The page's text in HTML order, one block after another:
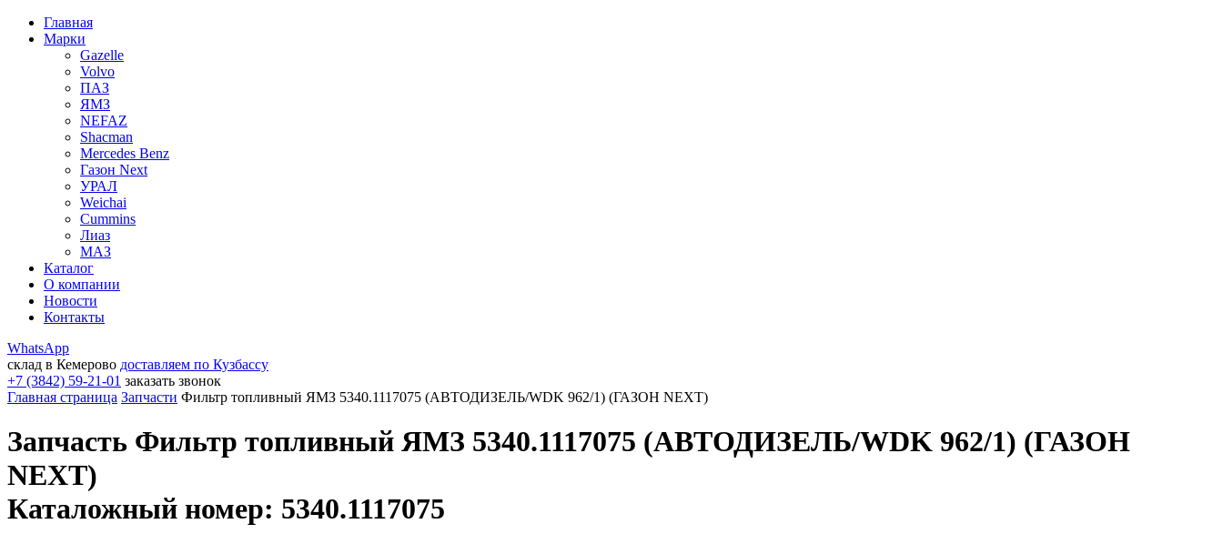
Главная
Марки
Gazelle
Volvo
ПАЗ
ЯМЗ
NEFAZ
Shacman
Mercedes Benz
Газон Next
УРАЛ
Weichai
Cummins
Лиаз
МАЗ
Каталог
О компании
Новости
Контакты
WhatsApp
склад в Кемерово доставляем по Кузбассу
+7 (3842) 59-21-01 заказать звонок
Главная страница Запчасти Фильтр топливный ЯМЗ 5340.1117075 (АВТОДИЗЕЛЬ/WDK 962/1) (ГАЗОН NEXT)
Запчасть Фильтр топливный ЯМЗ 5340.1117075 (АВТОДИЗЕЛЬ/WDK 962/1) (ГАЗОН
NEXT)
Каталожный номер: 5340.1117075